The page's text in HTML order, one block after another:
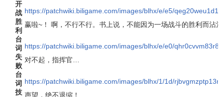
开
战 https://patchwiki.biligame.com/images/blhx/e/e5/
胜
利
台
词
赢啦~！ 啊，不行不行。书上说，不能因为一场战斗的胜利而
https://patchwiki.biligame.com/images/blhx/e/e0/
失
败
台
词
对不起，指挥官…
https://patchwiki.biligame.com/images/blhx/1/1d/
技 声望，绝不退缩！